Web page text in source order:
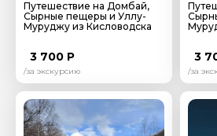
Путешествие на Домбай,
Сырные пещеры и Уллу-
Муруджу из Кисловодска
3 700 Р
/за экскурсию
3
/за